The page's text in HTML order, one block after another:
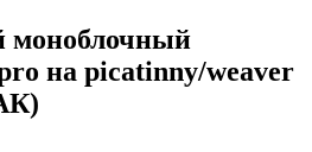
моноблочный
на picatinny/weaver